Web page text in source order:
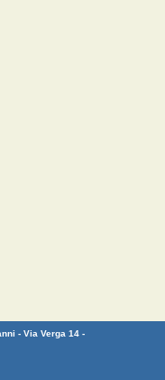
- Via Verga 14 -